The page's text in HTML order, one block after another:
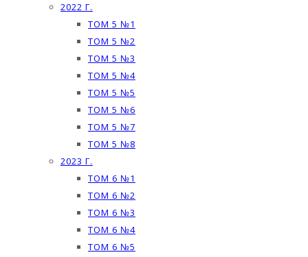
2022 Г.
ТОМ 5 №1
ТОМ 5 №2
ТОМ 5 №3
ТОМ 5 №4
ТОМ 5 №5
ТОМ 5 №6
ТОМ 5 №7
ТОМ 5 №8
2023 Г.
ТОМ 6 №1
ТОМ 6 №2
ТОМ 6 №3
ТОМ 6 №4
ТОМ 6 №5